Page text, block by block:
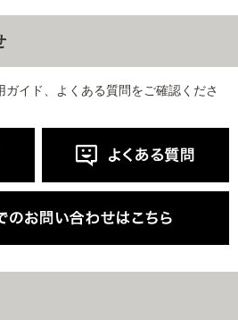
イド、よくある質問をご確認くださ